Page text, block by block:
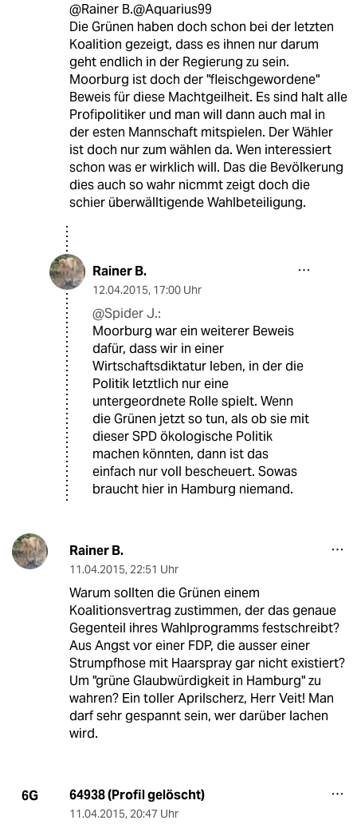
@Rainer B.@Aquarius99
Die Grünen haben doch schon bei der letzten
Koalition gezeigt, dass es ihnen nur darum
geht endlich in der Regierung zu sein.
Moorburg ist doch der "fleischgewordene"
Beweis für diese Machtgeilheit. Es sind halt alle
Profipolitiker und man will dann auch mal in
der esten Mannschaft mitspielen. Der Wähler
ist doch nur zum wählen da. Wen interessiert
schon was er wirklich will. Das die Bevölkerung
dies auch so wahr nicmmt zeigt doch die
schier überwälltigende Wahlbeteiligung.
Rainer B.
12.04.2015, 17:00 Uhr
@Spider J.:
Moorburg war ein weiterer Beweis
dafür, dass wir in einer
Wirtschaftsdiktatur leben, in der die
Politik letztlich nur eine
untergeordnete Rolle spielt. Wenn
die Grünen jetzt so tun, als ob sie mit
dieser SPD ökologische Politik
machen könnten, dann ist das
einfach nur voll bescheuert. Sowas
braucht hier in Hamburg niemand.
Rainer B.
11.04.2015, 22:51 Uhr
Warum sollten die Grünen einem
Koalitionsvertrag zustimmen, der das genaue
Gegenteil ihres Wahlprogramms festschreibt?
Aus Angst vor einer FDP, die ausser einer
Strumpfhose mit Haarspray gar nicht existiert?
Um "grüne Glaubwürdigkeit in Hamburg" zu
wahren? Ein toller Aprilscherz, Herr Veit! Man
darf sehr gespannt sein, wer darüber lachen
wird.
6G 64938 (Profil gelöscht)
11.04.2015, 20:47 Uhr